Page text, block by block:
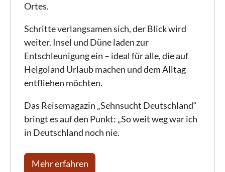
Ortes.
Schritte verlangsamen sich, der Blick wird
weiter. Insel und Düne laden zur
Entschleunigung ein – ideal für alle, die auf
Helgoland Urlaub machen und dem Alltag
entfliehen möchten.
Das Reisemagazin „Sehnsucht Deutschland“
bringt es auf den Punkt: „So weit weg war ich
in Deutschland noch nie.
Mehr erfahren